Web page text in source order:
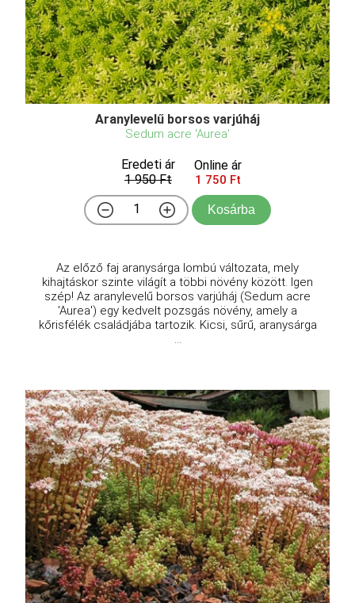
Aranylevelű borsos varjúháj
Sedum acre 'Aurea'
Eredeti ár
1 950 Ft
Online ár
1 750 Ft
Kosárba
Az előző faj aranysárga lombú változata, mely
kihajtáskor szinte világít a többi növény között. Igen
szép! Az aranylevelű borsos varjúháj (Sedum acre
'Aurea') egy kedvelt pozsgás növény, amely a
kőrisfélék családjába tartozik. Kicsi, sűrű, aranysárga
...